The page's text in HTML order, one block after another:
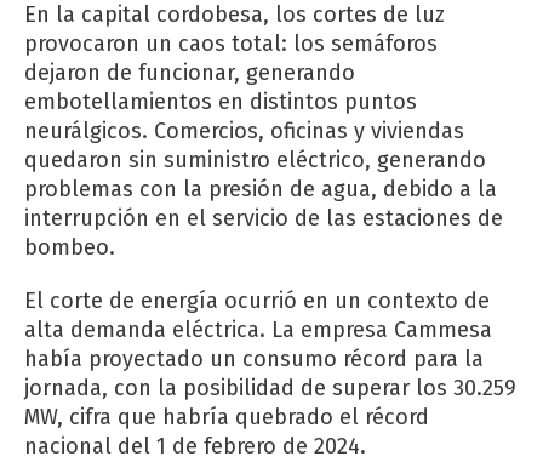
En la capital cordobesa, los cortes de luz
provocaron un caos total: los semáforos
dejaron de funcionar, generando
embotellamientos en distintos puntos
neurálgicos. Comercios, oficinas y viviendas
quedaron sin suministro eléctrico, generando
problemas con la presión de agua, debido a la
interrupción en el servicio de las estaciones de
bombeo.
El corte de energía ocurrió en un contexto de
alta demanda eléctrica. La empresa Cammesa
había proyectado un consumo récord para la
jornada, con la posibilidad de superar los 30.259
MW, cifra que habría quebrado el récord
nacional del 1 de febrero de 2024.